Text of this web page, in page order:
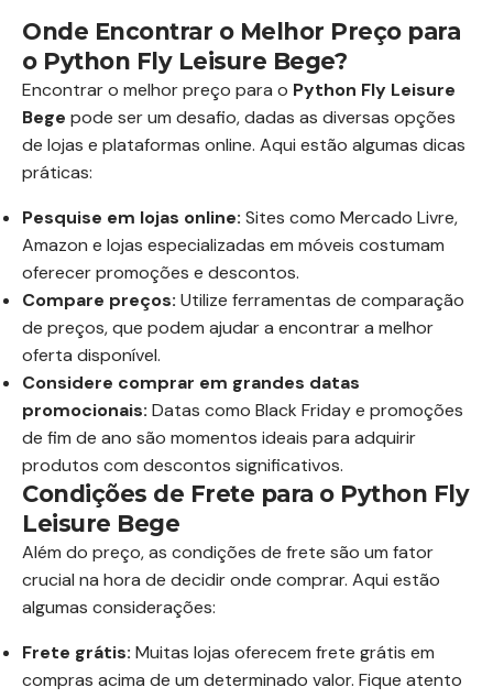
Onde Encontrar o Melhor Preço para
o Python Fly Leisure Bege?
Encontrar o melhor preço para o Python Fly Leisure
Bege pode ser um desafio, dadas as diversas opções
de lojas e plataformas online. Aqui estão algumas dicas
práticas:
Pesquise em lojas online: Sites como Mercado Livre,
Amazon e lojas especializadas em móveis costumam
oferecer promoções e descontos.
Compare preços: Utilize ferramentas de comparação
de preços, que podem ajudar a encontrar a melhor
oferta disponível.
Considere comprar em grandes datas
promocionais: Datas como Black Friday e promoções
de fim de ano são momentos ideais para adquirir
produtos com descontos significativos.
Condições de Frete para o Python Fly
Leisure Bege
Além do preço, as condições de frete são um fator
crucial na hora de decidir onde comprar. Aqui estão
algumas considerações:
Frete grátis: Muitas lojas oferecem frete grátis em
compras acima de um determinado valor. Fique atento